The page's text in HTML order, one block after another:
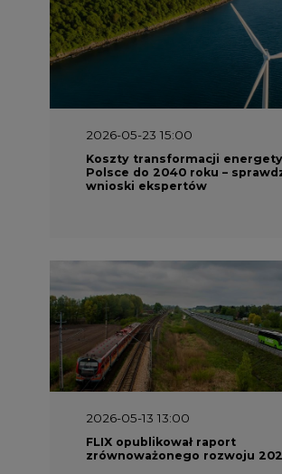
2026-05-23 15:00
Koszty transformacji
Polsce do 2040 roku –
wnioski ekspertów
2026-05-13 13:00
FLIX opublikował raport
zrównoważonego rozwoju